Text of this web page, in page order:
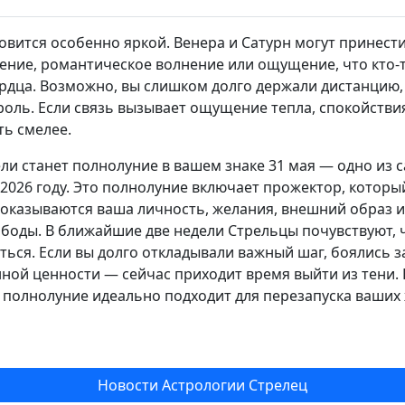
особенно яркой. Венера и Сатурн могут
романтическое волнение или ощущение, что кто-
Возможно, вы слишком долго держали дистанцию,
Если связь вызывает ощущение тепла,
смелее.
станет полнолуние в вашем знаке 31 мая — одно
году. Это полнолуние включает прожектор,
ваша личность, желания, внешний образ и
В ближайшие две недели Стрельцы почувствуют,
Если вы долго откладывали важный шаг, боялись
ценности — сейчас приходит время выйти из
идеально подходит для перезапуска
Новости Астрологии Стрелец